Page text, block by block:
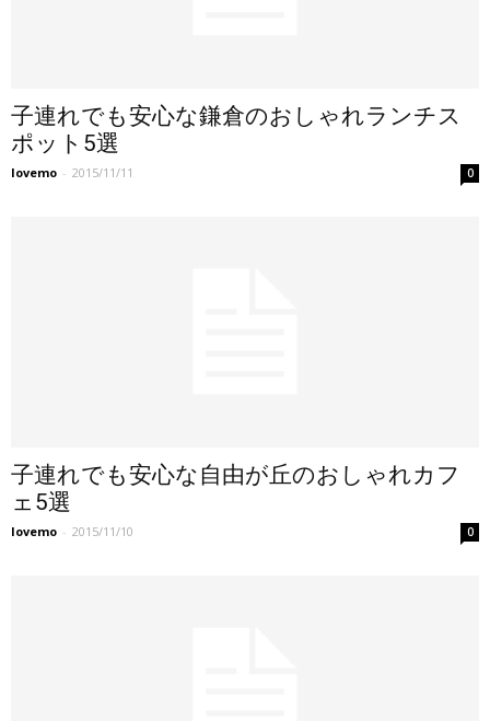
子連れでも安心な鎌倉のおしゃれランチス
ポット5選
lovemo - 2015/11/11 0
子連れでも安心な自由が丘のおしゃれカフ
ェ5選
lovemo - 2015/11/10 0